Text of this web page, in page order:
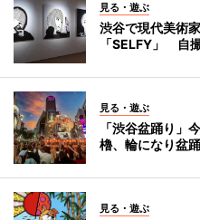
見る・遊ぶ
渋谷で現代美術
「SELFY」 自
見る・遊ぶ
「渋谷盆踊り
櫓、輪になり盆
見る・遊ぶ